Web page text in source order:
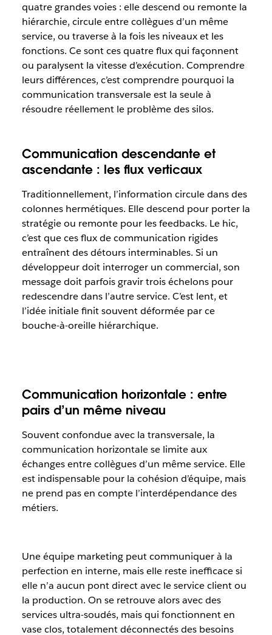
quatre grandes voies : elle descend ou remonte la
hiérarchie, circule entre collègues d’un même
service, ou traverse à la fois les niveaux et les
fonctions. Ce sont ces quatre flux qui façonnent
ou paralysent la vitesse d’exécution. Comprendre
leurs différences, c’est comprendre pourquoi la
communication transversale est la seule à
résoudre réellement le problème des silos.
Communication descendante et
ascendante : les flux verticaux
Traditionnellement, l’information circule dans des
colonnes hermétiques. Elle descend pour porter la
stratégie ou remonte pour les feedbacks. Le hic,
c’est que ces flux de communication rigides
entraînent des détours interminables. Si un
développeur doit interroger un commercial, son
message doit parfois gravir trois échelons pour
redescendre dans l’autre service. C’est lent, et
l’idée initiale finit souvent déformée par ce
bouche-à-oreille hiérarchique.
Communication horizontale : entre
pairs d’un même niveau
Souvent confondue avec la transversale, la
communication horizontale se limite aux
échanges entre collègues d’un même service. Elle
est indispensable pour la cohésion d’équipe, mais
ne prend pas en compte l’interdépendance des
métiers.
Une équipe marketing peut communiquer à la
perfection en interne, mais elle reste inefficace si
elle n’a aucun pont direct avec le service client ou
la production. On se retrouve alors avec des
services ultra-soudés, mais qui fonctionnent en
vase clos, totalement déconnectés des besoins